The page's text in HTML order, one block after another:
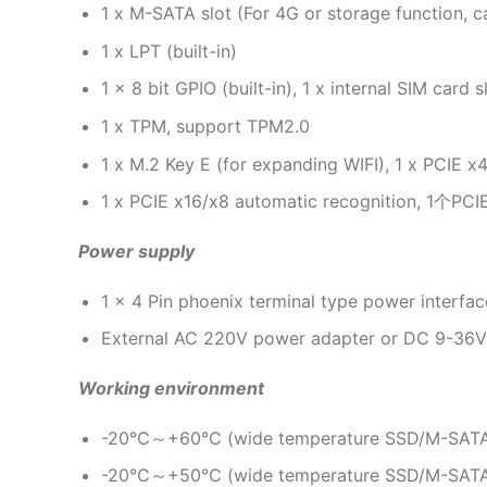
1 x M-SATA slot (For 4G or storage function,
1 x LPT (built-in)
1 x 8 bit GPIO (built-in), 1 x internal SIM card
1 x TPM, support TPM2.0
1 x M.2 Key E (for expanding WIFI), 1 x PCIE
1 x PCIE x16/x8 automatic recognition, 1个
Power supply
1 x 4 Pin phoenix terminal type power
External AC 220V power adapter or DC 9-
Working environment
-20℃～+60℃ (wide temperature SSD/M-
-20℃～+50℃ (wide temperature SSD/M-